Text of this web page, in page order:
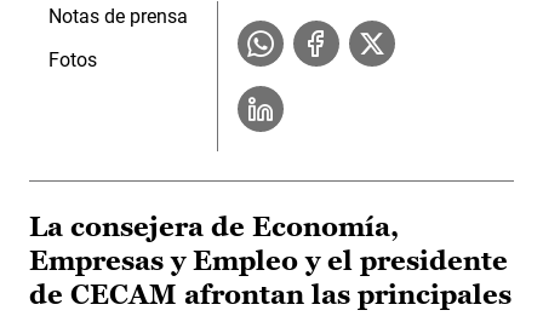
Notas de prensa
Fotos
La consejera de Economía,
Empresas y Empleo y el presidente
de CECAM afrontan las principales